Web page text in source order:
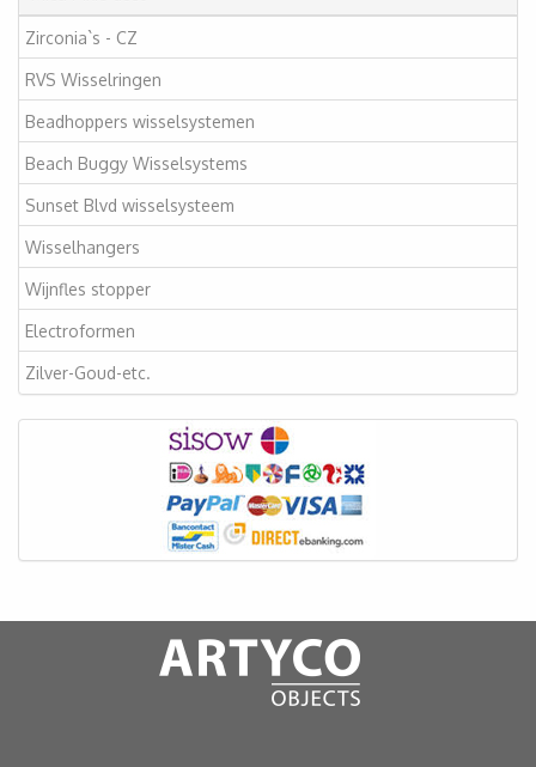
Zirconia`s - CZ
RVS Wisselringen
Beadhoppers wisselsystemen
Beach Buggy Wisselsystems
Sunset Blvd wisselsysteem
Wisselhangers
Wijnfles stopper
Electroformen
Zilver-Goud-etc.